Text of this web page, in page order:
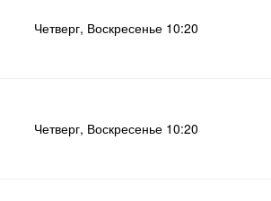
Четверг, Воскресенье 10:20
Четверг, Воскресенье 10:20